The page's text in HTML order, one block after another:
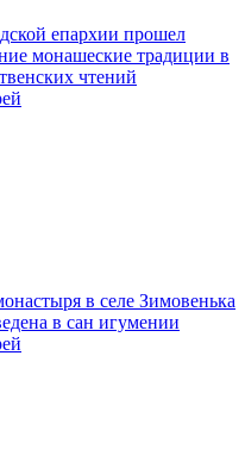
епархии прошел
монашеские традиции в
чтений
в селе Зимовенька
в сан игумении